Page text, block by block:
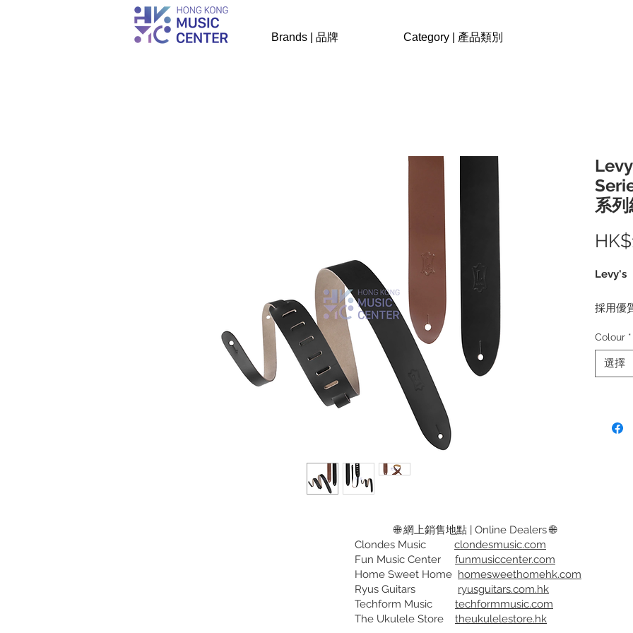
Brands | 品牌 Category | 產品類別
系
Levy's
採用優
擇。
3.5" 寬
單層背
Colour *
選擇
🌐 網上銷售地點 | Online Dealers 🌐
Clondes Music clondesmusic.com
Fun Music Center funmusiccenter.com
Home Sweet Home homesweethomehk.com
Ryus Guitars ryusguitars.com.hk
Techform Music techformmusic.com
The Ukulele Store theukulelestore.hk